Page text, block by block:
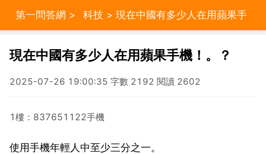
第一問答網 > 科技 > 現在中國有多少人在用蘋果手
現在中國有多少人在用蘋果手機！。？
2025-07-26 19:00:35 字數 2192 閱讀 2602
1樓：837651122手機
使用手機年輕人中至少三分之一。